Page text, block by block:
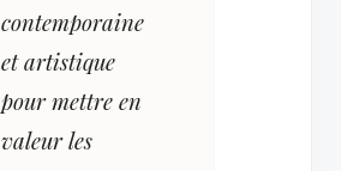
contemporaine
et artistique
pour mettre en
valeur les